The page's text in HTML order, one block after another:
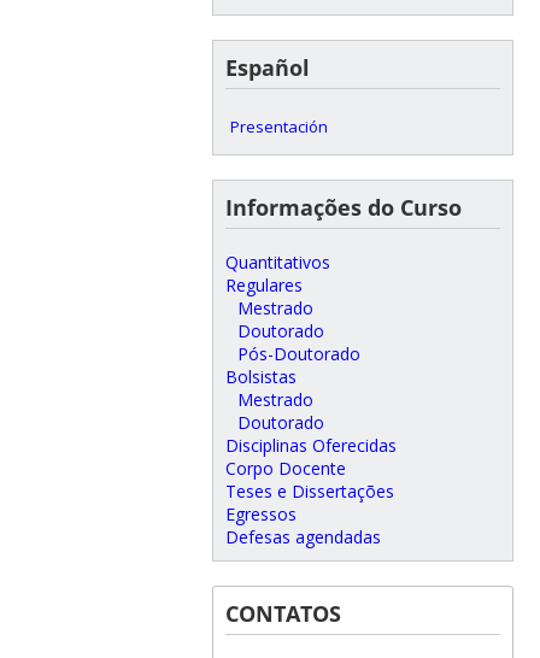
Español
Presentación
Informações do Curso
Quantitativos
Regulares
Mestrado
Doutorado
Pós-Doutorado
Bolsistas
Mestrado
Doutorado
Disciplinas Oferecidas
Corpo Docente
Teses e Dissertações
Egressos
Defesas agendadas
CONTATOS